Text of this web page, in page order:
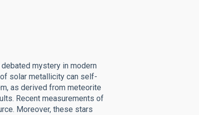
mystery in modern
solar metallicity can self-
as derived from meteorite
Recent measurements of
Moreover, these stars